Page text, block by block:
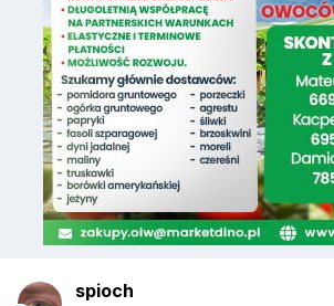
spioch